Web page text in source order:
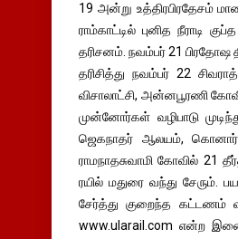
19 அன்று உத்திரபிரதேசம்
ராம்காட்டில் புனித நீராடி
தரிசனம். நவம்பர் 21 பிரதோஷ
தரிசித்து நவம்பர் 22
விசாலாட்சி, அன்னபூரணி
முன்னோர்கள் வழிபாடு
ஜெகநாதர் ஆலயம்,
ராமநாதசுவாமி கோவில் 21
ரயில் மதுரை வந்து
சேர்த்து குறைந்த கட்டணம்
www.ularail.com என்ற